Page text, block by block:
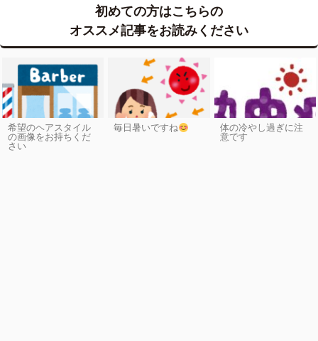
初めての方はこちらの
オススメ記事をお読みください
希望のヘアスタイル
の画像をお持ちくだ
さい
毎日暑いですね 体の冷やし過ぎに注
意です